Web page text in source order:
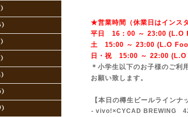
★営業時間（休業日はインス
平日 16：00 ～ 23:00 (L.O
土 15:00 ～ 23:00 ( L.O
日・祝 15:00 ～ 22:00 (
＊小学生以下のお子様のご利
お願い致します。
【本日の樽生ビールラインナ
- vivo!×CYCAD BREWING